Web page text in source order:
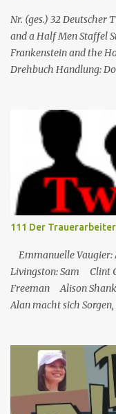
engagierten Lehrern
versuchen trotz aller
Nr. (ges.) 32 Deutscher
and a Half Men Staffel
Frankenstein and the
Drehbuch Handlung:
Sheen Gastdarsteller
Besonderheiten:
Supermarkt eine Frau
Bei der Heimkehr
Moment als er mit ihr
kommt Jake ins
Nancy vor Jake zu
Heiratsantrag machen;
anruft und Alan sagt,
111 Der
Emmanuelle
Livingston: Sam Clint
Freeman Alison
Alan macht sich
Night in Hump Junction
Widdoes Drehbuch
Lorre & Lee Aronsohn
Deutsch­sprachige